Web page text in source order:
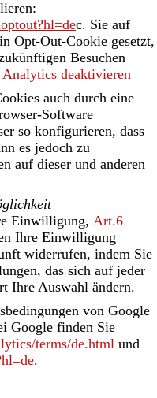
c. Sie auf
Opt-Out-Cookie gesetzt,
Besuchen
deaktivieren
auch durch eine
Software
so konfigurieren, dass
es jedoch zu
auf dieser und anderen
Einwilligung, Art.6
Ihre Einwilligung
widerrufen, indem Sie
das sich auf jeder
Ihre Auswahl ändern.
von Google
Google finden Sie
terms/de.html und
.